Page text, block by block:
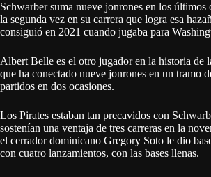
Schwarber suma nueve jonrones en los últimos
la segunda vez en su carrera que logra esa
consiguió en 2021 cuando jugaba para
Albert Belle es el otro jugador en la historia de
que ha conectado nueve jonrones en un tramo
partidos en dos ocasiones.
Los Pirates estaban tan precavidos con
sostenían una ventaja de tres carreras en la
el cerrador dominicano Gregory Soto le dio
con cuatro lanzamientos, con las bases llenas.